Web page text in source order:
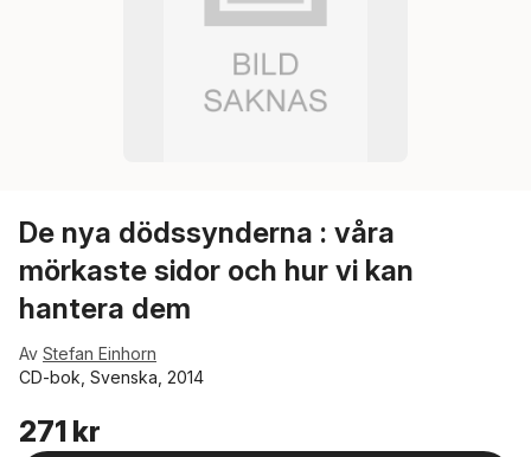
De nya dödssynderna : våra
mörkaste sidor och hur vi kan
hantera dem
Av Stefan Einhorn
CD-bok, Svenska, 2014
271 kr